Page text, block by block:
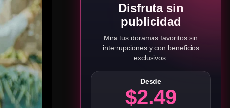
Disfruta sin
publicidad
Mira tus doramas favoritos sin
interrupciones y con beneficios
exclusivos.
Desde
$2.49